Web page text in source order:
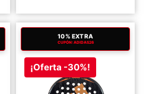
10% EXTRA
CUPÓN: ADIDAS26
¡Oferta -30%!